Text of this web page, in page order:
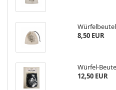
8,50 EUR
Würfel-
12,50 EUR